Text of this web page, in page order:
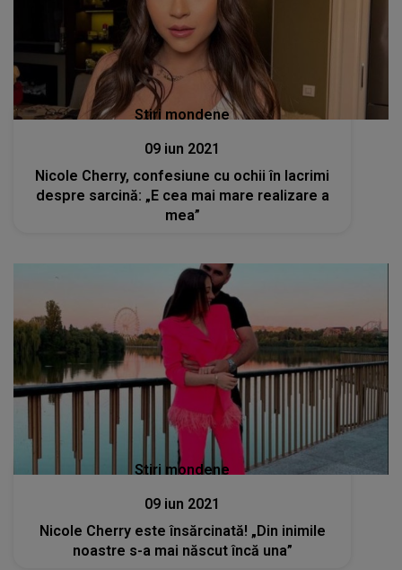
Stiri mondene
09 iun 2021
Nicole Cherry, confesiune cu ochii în lacrimi
despre sarcină: „E cea mai mare realizare a
mea”
Stiri mondene
09 iun 2021
Nicole Cherry este însărcinată! „Din inimile
noastre s-a mai născut încă una”